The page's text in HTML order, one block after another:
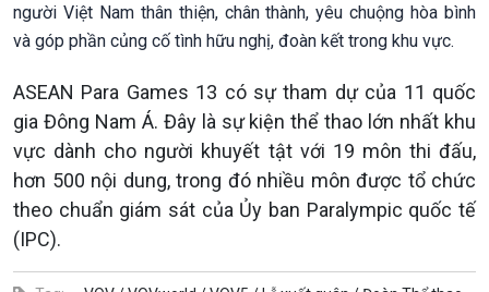
người Việt Nam thân thiện, chân thành, yêu chuộng hòa bình
và góp phần củng cố tình hữu nghị, đoàn kết trong khu vực.
ASEAN Para Games 13 có sự tham dự của 11 quốc
gia Đông Nam Á. Đây là sự kiện thể thao lớn nhất khu
vực dành cho người khuyết tật với 19 môn thi đấu,
hơn 500 nội dung, trong đó nhiều môn được tổ chức
theo chuẩn giám sát của Ủy ban Paralympic quốc tế
(IPC).